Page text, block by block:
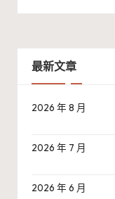
最新文章
2026 年 8 月
2026 年 7 月
2026 年 6 月